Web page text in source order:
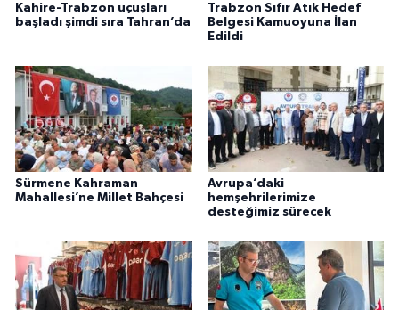
Kahire-Trabzon uçuşları
başladı şimdi sıra Tahran’da
Trabzon Sıfır Atık Hedef
Belgesi Kamuoyuna İlan
Edildi
Sürmene Kahraman
Mahallesi’ne Millet Bahçesi
Avrupa’daki
hemşehrilerimize
desteğimiz sürecek